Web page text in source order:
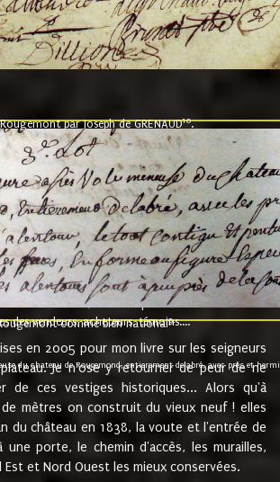
par Joseph de GRENAUD10.
treze le ving neuvième jour du mois de
Claude Guillaume de Moyriat chevalier baron
et irrevocablement a monseigneur monsieur
du roy au parlement de Bourgogne, present et
de la Vellière a sur ses hommes, indivisables et
et comme le dit seigneur Baron et ses
des terriers, etc... au prix de 880 livre louis
des vendeurs, acheteurs, témoins....
comme bien national9.
du chateau de Rougemond, entierement delabré, avec près et
en 2005 pour mon livre sur les seigneurs
Je n'ose y retourner de peur de ne
de ces vestiges historiques... Alors qu'à
de mètres on construit du vieux neuf ! elles
du château en 1838, la voute et l'entrée de
une porte, le chemin d'accès, les murailles,
et Nord Ouest les mieux conservées.